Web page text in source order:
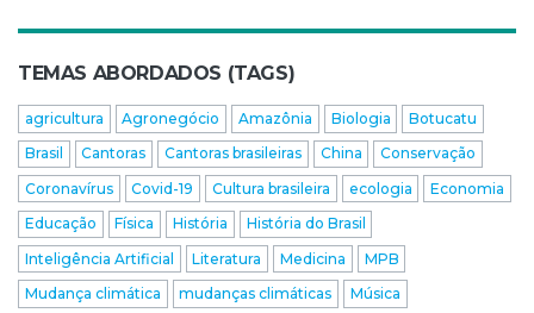
TEMAS ABORDADOS (TAGS)
agricultura Agronegócio Amazônia Biologia
Botucatu
Brasil
Cantoras Cantoras brasileiras China
Conservação
Coronavírus
Covid-19 Cultura brasileira ecologia
Economia
Educação
Física História
História do Brasil
Inteligência Artificial
Literatura Medicina
MPB
Mudança climática
mudanças climáticas
Música